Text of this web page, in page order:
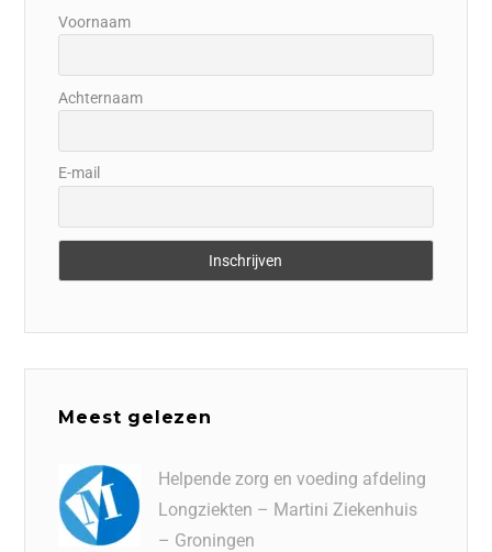
Voornaam
Achternaam
E-mail
Meest gelezen
Helpende zorg en voeding afdeling
Longziekten – Martini Ziekenhuis
– Groningen